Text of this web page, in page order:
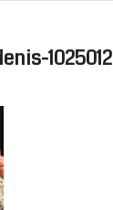
1025012